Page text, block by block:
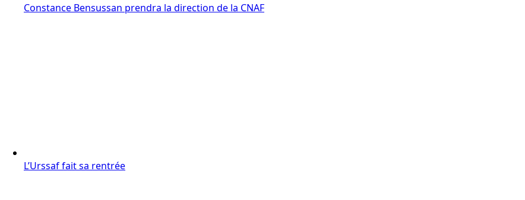
Constance Bensussan prendra la direction de la CNAF
L’Urssaf fait sa rentrée